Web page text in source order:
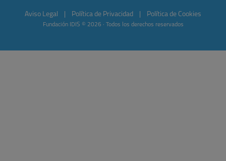
Aviso Legal Política de Privacidad Política de Cookies
Fundación IDIS © 2026 · Todos los derechos reservados